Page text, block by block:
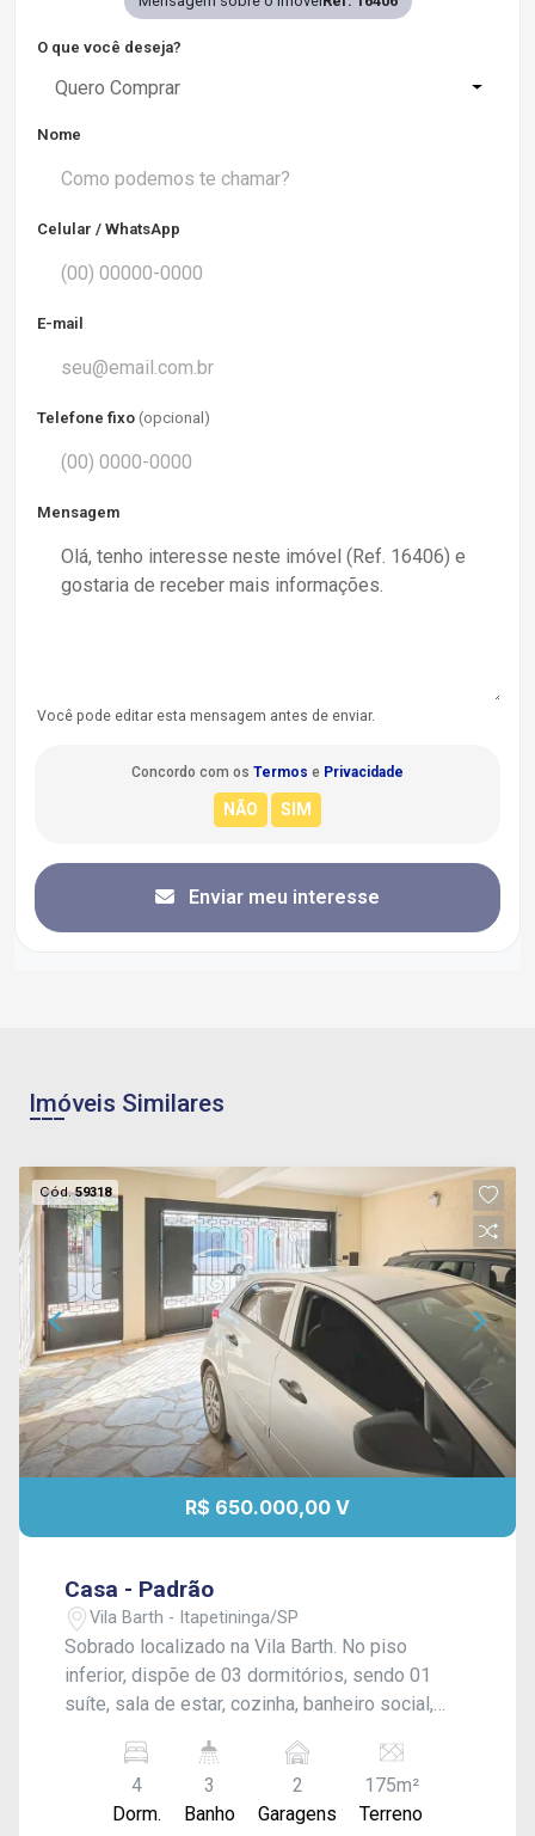
O que você deseja?
Quero Comprar
Nome
Celular / WhatsApp
E-mail
Telefone fixo (opcional)
Mensagem
Você pode editar esta mensagem antes de enviar.
Concordo com os Termos e Privacidade
Enviar meu interesse
Imóveis Similares
Cód.59318
R$ 650.000,00 V
Casa - Padrão
Vila Barth - Itapetininga/SP
Sobrado localizado na Vila Barth. No piso
inferior, dispõe de 03 dormitórios, sendo 01
suíte, sala de estar, cozinha, banheiro social,
conta com uma sala com sacada e 01
dormitório, sendo uma suíte com closet.
4
Dorm.
3
Banho
2
Garagens
175m²
Terreno